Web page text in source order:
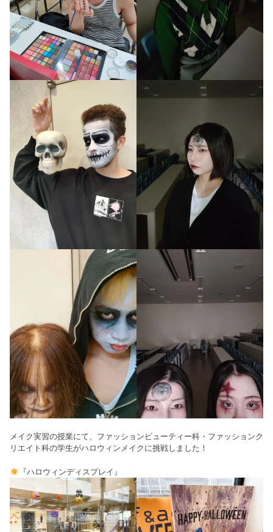
メイク実習の授業にて、ファッションビューティー科・ファッションク
リエイト科の学生がハロウィンメイクに挑戦しました！
『ハロウィンディスプレイ』